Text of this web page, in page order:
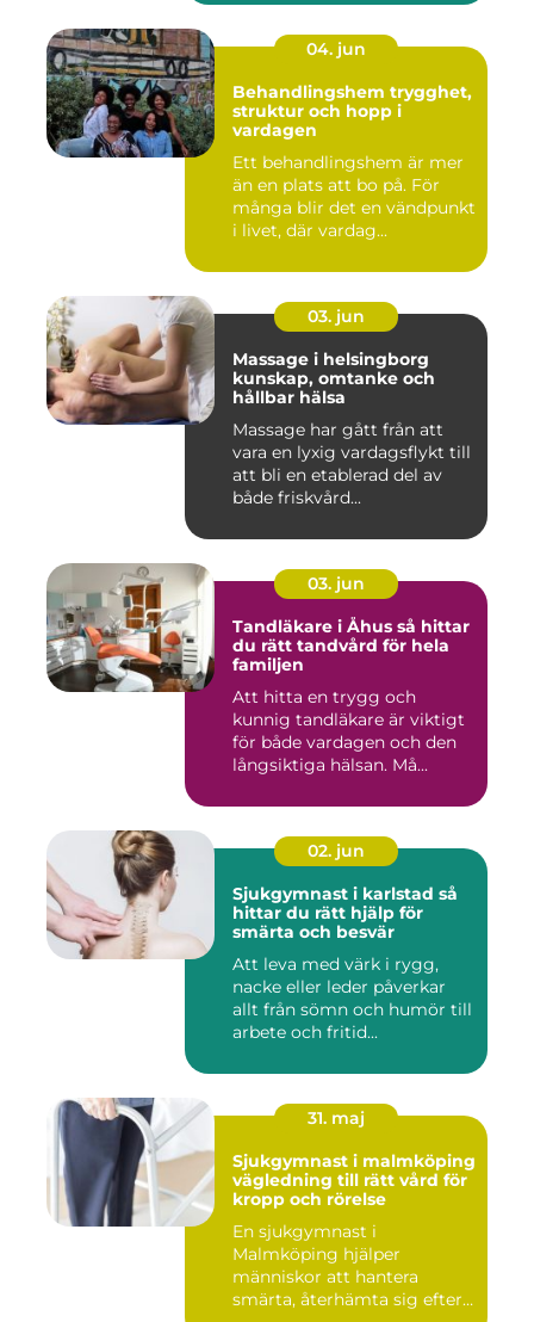
04. jun
Behandlingshem trygghet,
struktur och hopp i
vardagen
Ett behandlingshem är mer
än en plats att bo på. För
många blir det en vändpunkt
i livet, där vardag...
03. jun
Massage i helsingborg
kunskap, omtanke och
hållbar hälsa
Massage har gått från att
vara en lyxig vardagsflykt till
att bli en etablerad del av
både friskvård...
03. jun
Tandläkare i Åhus så hittar
du rätt tandvård för hela
familjen
Att hitta en trygg och
kunnig tandläkare är viktigt
för både vardagen och den
långsiktiga hälsan. Må...
02. jun
Sjukgymnast i karlstad så
hittar du rätt hjälp för
smärta och besvär
Att leva med värk i rygg,
nacke eller leder påverkar
allt från sömn och humör till
arbete och fritid...
31. maj
Sjukgymnast i malmköping
vägledning till rätt vård för
kropp och rörelse
En sjukgymnast i
Malmköping hjälper
människor att hantera
smärta, återhämta sig efter